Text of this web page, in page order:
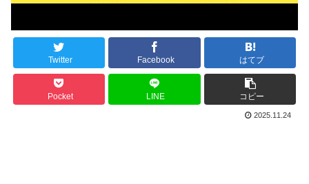
Twitter Facebook はてブ
Pocket LINE コピー
2025.11.24